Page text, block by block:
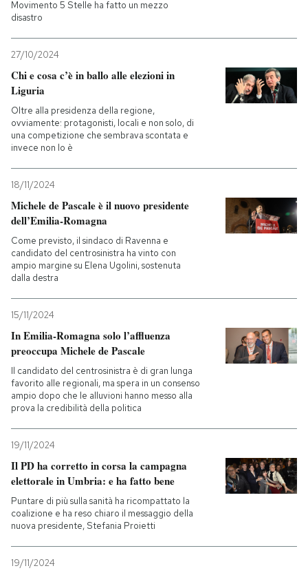
Movimento 5 Stelle ha fatto un mezzo
disastro
27/10/2024
Chi e cosa c’è in ballo alle elezioni in
Liguria
Oltre alla presidenza della regione,
ovviamente: protagonisti, locali e non solo, di
una competizione che sembrava scontata e
invece non lo è
18/11/2024
Michele de Pascale è il nuovo presidente
dell’Emilia-Romagna
Come previsto, il sindaco di Ravenna e
candidato del centrosinistra ha vinto con
ampio margine su Elena Ugolini, sostenuta
dalla destra
15/11/2024
In Emilia-Romagna solo l’affluenza
preoccupa Michele de Pascale
Il candidato del centrosinistra è di gran lunga
favorito alle regionali, ma spera in un consenso
ampio dopo che le alluvioni hanno messo alla
prova la credibilità della politica
19/11/2024
Il PD ha corretto in corsa la campagna
elettorale in Umbria: e ha fatto bene
Puntare di più sulla sanità ha ricompattato la
coalizione e ha reso chiaro il messaggio della
nuova presidente, Stefania Proietti
19/11/2024